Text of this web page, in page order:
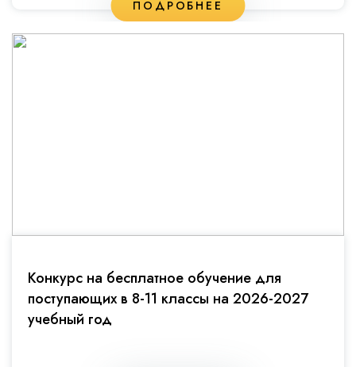
ПОДРОБНЕЕ
Конкурс на бесплатное обучение для
поступающих в 8-11 классы на 2026-2027
учебный год